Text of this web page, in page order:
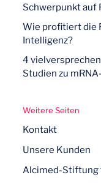
Schwerpunkt auf
Wie profitiert die
Intelligenz?
4
Studien zu
Weitere Seiten
Kontakt
Unsere Kunden
Alcimed-Stiftung